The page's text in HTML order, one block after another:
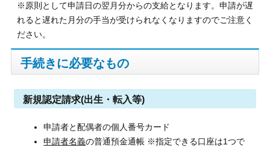
※原則として申請日の翌月分からの支給となります。申請が遅
れると遅れた月分の手当が受けられなくなりますのでご注意く
ださい。
手続きに必要なもの
新規認定請求(出生・転入等)
申請者と配偶者の個人番号カード
申請者名義の普通預金通帳 ※指定できる口座は1つで